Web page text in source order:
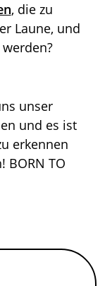
, die zu
Laune, und
unser
und es ist
erkennen
BORN TO